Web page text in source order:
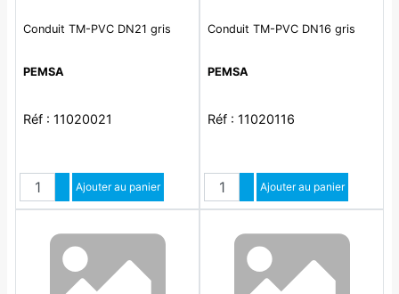
Conduit TM-PVC DN21 gris
PEMSA
Réf : 11020021
QuantitéAugmenter quantité
Diminuer quantité
Ajouter au panier
Conduit TM-PVC DN16 gris
PEMSA
Réf : 11020116
QuantitéAugmenter quantité
Diminuer quantité
Ajouter au panier